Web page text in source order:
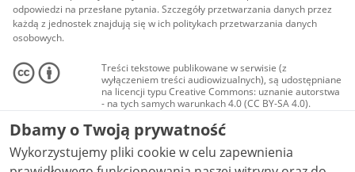
odpowiedzi na przesłane pytania. Szczegóły przetwarzania danych przez
każdą z jednostek znajdują się w ich politykach przetwarzania danych
osobowych.
Treści tekstowe publikowane w serwisie (z
wyłączeniem treści audiowizualnych), są udostępniane
na licencji typu Creative Commons: uznanie autorstwa
- na tych samych warunkach 4.0 (CC BY-SA 4.0).
Materiały audiowizualne, w tym zdjęcia, materiały
audio i wideo, są udostępniane na licencji typu
Creative Commons: uznanie autorstwa użycie
niekomercyjne - bez utworów zależnych 4.0 (CC BY-
NC-ND 4.0), o ile nie jest to stwierdzone inaczej.
Dbamy o Twoją prywatność
Wykorzystujemy pliki cookie w celu zapewnienia